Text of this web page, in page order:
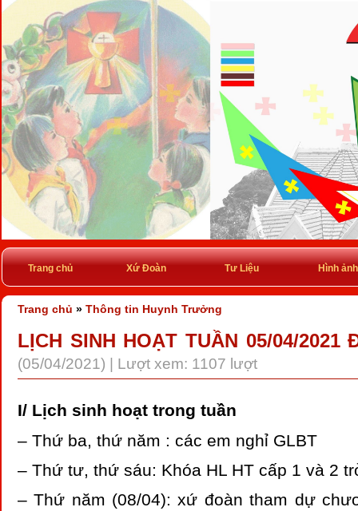
Trang chủ Xứ Đoàn Tư Liệu Hình ảnh
Trang chủ » Thông tin Huynh Trưởng
LỊCH SINH HOẠT TUẦN 05/04/2021
(05/04/2021) | Lượt xem: 1107 lượt
I/ Lịch sinh hoạt trong tuần
– Thứ ba, thứ năm : các em nghỉ GLBT
– Thứ tư, thứ sáu: Khóa HL HT cấp 1 và 2
– Thứ năm (08/04): xứ đoàn tham dự